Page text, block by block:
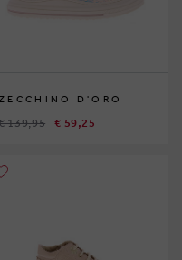
D'ORO
139,95 € 59,25